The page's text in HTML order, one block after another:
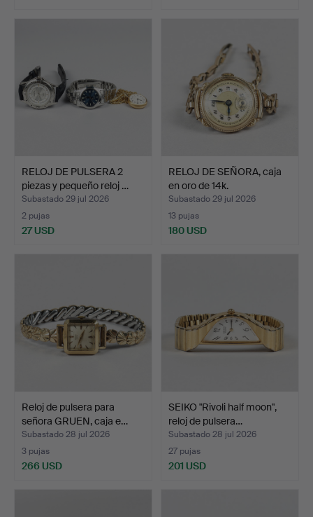
RELOJ DE PULSERA 2
piezas y pequeño reloj …
Subastado 29 jul 2026
2 pujas
27 USD
RELOJ DE SEÑORA, caja
en oro de 14k.
Subastado 29 jul 2026
13 pujas
180 USD
Reloj de pulsera para
señora GRUEN, caja e…
Subastado 28 jul 2026
3 pujas
266 USD
SEIKO "Rivoli half moon",
reloj de pulsera…
Subastado 28 jul 2026
27 pujas
201 USD